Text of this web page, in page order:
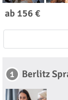
ab 156 €
1 Berlitz